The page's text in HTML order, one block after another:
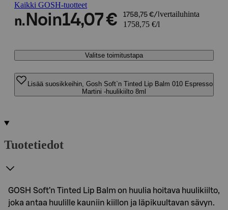
Kaikki GOSH-tuotteet
n. Noin14,07 € 1758,75 €/l vertailuhinta
1758,75 €/l
Valitse toimitustapa
Lisää suosikkeihin, Gosh Soft`n Tinted Lip Balm 010 Espresso
Martini -huulikiilto 8ml
Tuotetiedot
GOSH Soft’n Tinted Lip Balm on huulia hoitava huulikiilto,
joka antaa huulille kauniin kiillon ja läpikuultavan sävyn.